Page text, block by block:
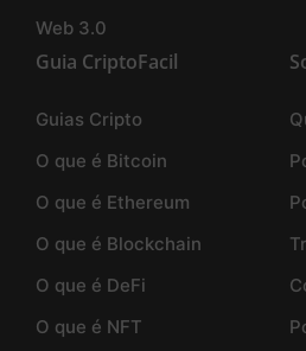
Web 3.0
Guia CriptoFacil
Guias Cripto
O que é Bitcoin
O que é Ethereum
O que é Blockchain
O que é DeFi
O que é NFT